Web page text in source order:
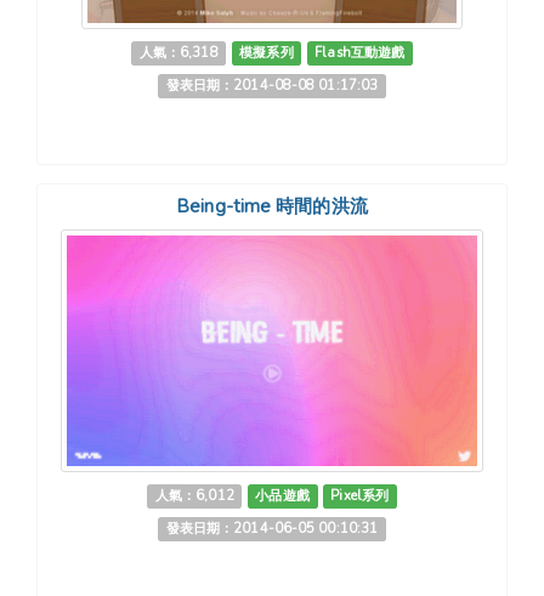
人氣：6,318 模擬系列
Flash互動遊戲
發表日期：2014-08-08 01:17:03
Being-time 時間的洪流
人氣：6,012 小品遊戲
Pixel系列
發表日期：2014-06-05 00:10:31